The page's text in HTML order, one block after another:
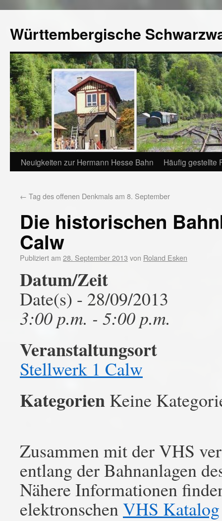
Württembergische
Neuigkeiten zur Hermann Hesse Bahn Häufig gestellte
← Tag des offenen Denkmals am 8. September
Die historischen
Calw
Publiziert am 28. September 2013 von Roland Esken
Datum/Zeit
Date(s) - 28/09/2013
3:00 p.m. - 5:00 p.m.
Veranstaltungsort
Stellwerk 1 Calw
Kategorien Keine
Zusammen mit der VHS
entlang der Bahnanlagen
Nähere Informationen
elektronschenVHS Katalog